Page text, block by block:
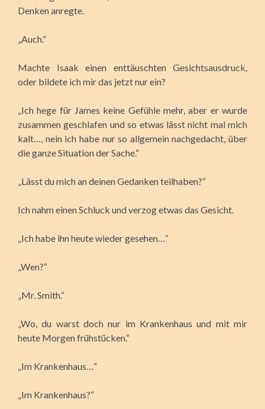
Denken anregte.
„Auch.“
Machte Isaak einen enttäuschten Gesichtsausdruck,
oder bildete ich mir das jetzt nur ein?
„Ich hege für James keine Gefühle mehr, aber er wurde
zusammen geschlafen und so etwas lässt nicht mal mich
kalt…, nein ich habe nur so allgemein nachgedacht, über
die ganze Situation der Sache.“
„Lässt du mich an deinen Gedanken teilhaben?“
Ich nahm einen Schluck und verzog etwas das Gesicht.
„Ich habe ihn heute wieder gesehen…“
„Wen?“
„Mr. Smith.“
„Wo, du warst doch nur im Krankenhaus und mit mir
heute Morgen frühstücken.“
„Im Krankenhaus…“
„Im Krankenhaus?“